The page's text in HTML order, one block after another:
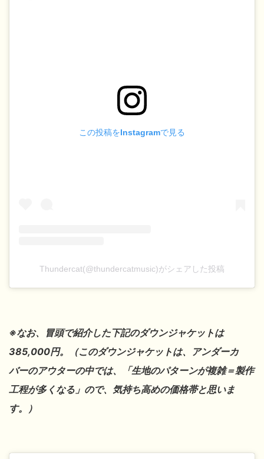
この投稿をInstagramで見る
Thundercat(@thundercatmusic)がシェアした投稿
※なお、冒頭で紹介した下記のダウンジャケットは
385,000円。（このダウンジャケットは、アンダーカ
バーのアウターの中では、「生地のパターンが複雑＝製作
工程が多くなる」ので、気持ち高めの価格帯と思いま
す。）